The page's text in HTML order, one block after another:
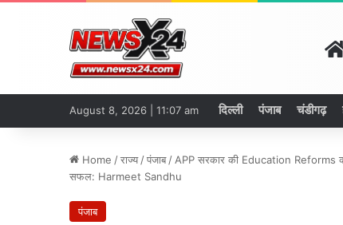
August 8, 2026 | 11:07 am दिल्ली पंजाब चंडीगढ़
Home /राज्य /पंजाब / APP सरकार की Education Reforms
सफल: Harmeet Sandhu
पंजाब